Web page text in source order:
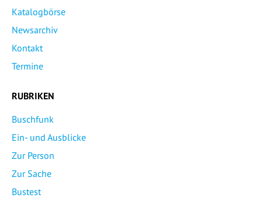
Katalogbörse
Newsarchiv
Kontakt
Termine
RUBRIKEN
Buschfunk
Ein- und Ausblicke
Zur Person
Zur Sache
Bustest